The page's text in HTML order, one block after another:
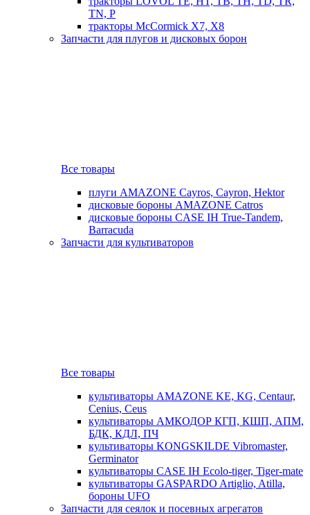
TN, P
тракторы McCormick X7, X8
Запчасти для плугов и дисковых борон
Все товары
плуги AMAZONE Cayros, Cayron, Hektor
дисковые бороны AMAZONE Catros
дисковые бороны CASE IH True-Tandem,
Barracuda
Запчасти для культиваторов
Все товары
культиваторы AMAZONE KE, KG, Centaur,
Cenius, Ceus
культиваторы АМКОДОР КГП, КШП, АПМ,
БДК, КДЛ, ПЧ
культиваторы KONGSKILDE Vibromaster,
Germinator
культиваторы CASE IH Ecolo-tiger, Tiger-mate
культиваторы GASPARDO Artiglio, Atilla,
бороны UFO
Запчасти для сеялок и посевных агрегатов